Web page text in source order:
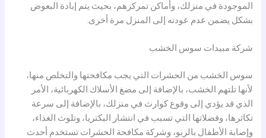
الموجودة في منزلك، وأماكن تمركزهم، بحيث يتم إبادة البعوض
بشكل يضمن عدم عودته إلى المنزل مرة أخرى.
شركة مبيدات سوس الخشب
سوس الخشب من الحشرات التي يجب مكافحتها والتخلص منها،
لأنها تلتهم الخشب، بالإضافة إلى مضغ الأسلاك الكهربائية، الأمر
الذي قد يؤدي إلى وقوع كوارث في منزلك، بالإضافة إلى سرعة
تكاثرها، وفضلاتها التي تسبب في انتشار البكتريا، وتلوث الغذاء،
وإصابة الأطفال بالربو، وشركة مكافحة الحشرات تستخدم أحدث